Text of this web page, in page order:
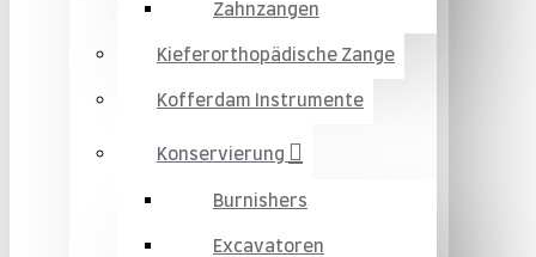
Zahnzangen
Kieferorthopädische Zange
Kofferdam Instrumente
Konservierung
Burnishers
Excavatoren